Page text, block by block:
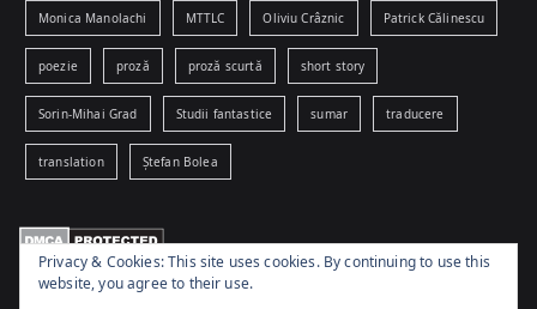
Monica Manolachi MTTLC Oliviu Crâznic Patrick Călinescu
poezie proză proză scurtă short story
Sorin-Mihai Grad Studii fantastice sumar traducere
translation Ștefan Bolea
Privacy & Cookies: This site uses cookies. By continuing to use this
website, you agree to their use.